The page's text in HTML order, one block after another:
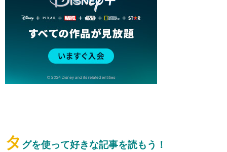
タ グを使って好きな記事を読もう！